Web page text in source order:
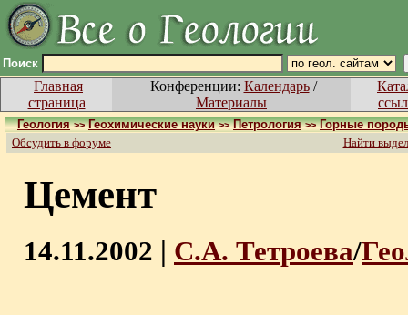
Поиск
Главная
страница
Конференции: Календарь/
Материалы
Геология >> Геохимические науки >> Петрология >> Горные
Обсудить в форуме
Найти
Цемент
14.11.2002 | С.А. Тетроева/